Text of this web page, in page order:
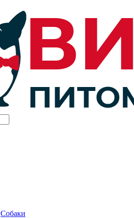
Собаки